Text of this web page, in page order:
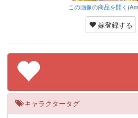
この画像の商品を開く
嫁登録する
キャラクタータグ